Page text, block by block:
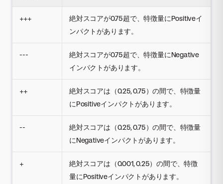
+++
絶対スコアが0.75超で、特徴量にPositiveイ
ンパクトがあります。
---
絶対スコアが0.75超で、特徴量にNegative
インパクトがあります。
++
絶対スコアは（0.25, 0.75）の間で、特徴量
にPositiveインパクトがあります。
--
絶対スコアは（0.25, 0.75）の間で、特徴量
にNegativeインパクトがあります。
+
絶対スコアは（0.001, 0.25）の間で、特徴
量にPositiveインパクトがあります。